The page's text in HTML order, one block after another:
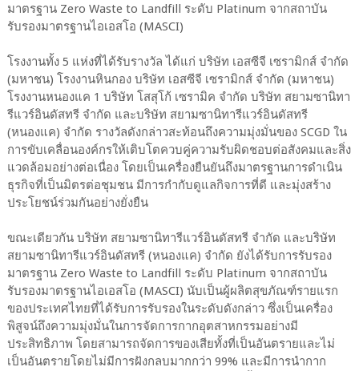
มาตรฐาน Zero Waste to Landfill ระดับ Platinum จากสถาบัน
รับรองมาตรฐานไอเอสโอ (MASCI)
โรงงานทั้ง 5 แห่งที่ได้รับรางวัล ได้แก่ บริษัท เอสซีจี เซรามิกส์ จำกัด
(มหาชน) โรงงานหินกอง บริษัท เอสซีจี เซรามิกส์ จำกัด (มหาชน)
โรงงานหนองแค 1 บริษัท โสสุโก้ เซรามิค จำกัด บริษัท สยามซานิทา
รีแวร์อินดัสทรี จำกัด และบริษัท สยามซานิทารีแวร์อินดัสทรี
(หนองแค) จำกัด รางวัลดังกล่าวสะท้อนถึงความมุ่งมั่นของ SCGD ใน
การขับเคลื่อนองค์กรให้เติบโตควบคู่ความรับผิดชอบต่อสังคมและสิ่ง
แวดล้อมอย่างต่อเนื่อง โดยเป็นเครื่องยืนยันถึงมาตรฐานการดำเนิน
ธุรกิจที่เป็นมิตรต่อชุมชน มีการกำกับดูแลกิจการที่ดี และมุ่งสร้าง
ประโยชน์ร่วมกันอย่างยั่งยืน
ขณะเดียวกัน บริษัท สยามซานิทารีแวร์อินดัสทรี จำกัด และบริษัท
สยามซานิทารีแวร์อินดัสทรี (หนองแค) จำกัด ยังได้รับการรับรอง
มาตรฐาน Zero Waste to Landfill ระดับ Platinum จากสถาบัน
รับรองมาตรฐานไอเอสโอ (MASCI) นับเป็นผู้ผลิตสุขภัณฑ์รายแรก
ของประเทศไทยที่ได้รับการรับรองในระดับดังกล่าว ซึ่งเป็นเครื่อง
พิสูจน์ถึงความมุ่งมั่นในการจัดการกากอุตสาหกรรมอย่างมี
ประสิทธิภาพ โดยสามารถจัดการของเสียทั้งที่เป็นอันตรายและไม่
เป็นอันตรายโดยไม่มีการฝังกลบมากกว่า 99% และมีการนำกาก